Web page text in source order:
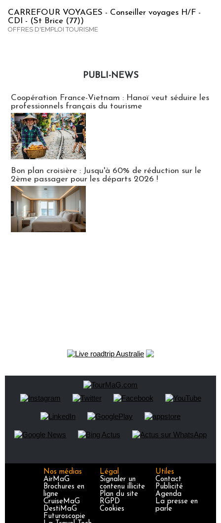
CARREFOUR VOYAGES - Conseiller voyages H/F -
CDI - (St Brice (77))
OFFRES D'EMPLOI TOURISME
PUBLI-NEWS
Coopération France-Vietnam : Hanoï veut séduire les
professionnels français du tourisme
Bon plan croisière : Jusqu'à 60% de réduction sur le
2ème passager pour les départs 2026 !
Nos médias
AirMaG
Brochures en
ligne
CruiseMaG
DestiMaG
Futuroscopie
Légal
Signaler un
contenu illicite
Plan du site
RGPD
Cookies
Utiles
Contact
Publicité
Agenda
La presse en
parle